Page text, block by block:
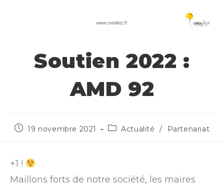
Soutien 2022 :
AMD 92
19 novembre 2021 Actualité / Partenariat
+1 !
Maillons forts de notre société, les maires